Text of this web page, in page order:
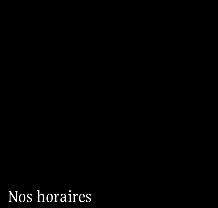
Nos horaires